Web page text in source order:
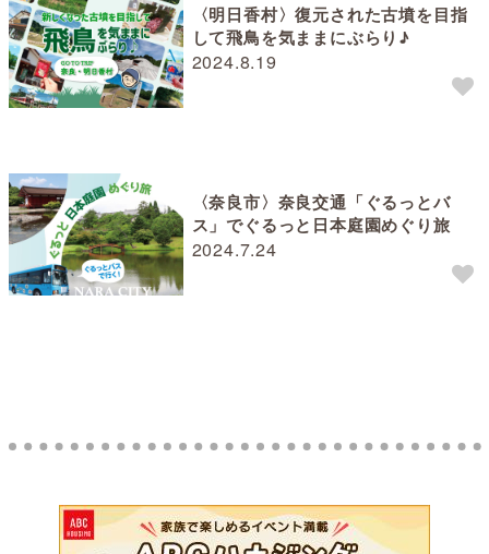
2024.8.19
〈明日香村〉復元された古墳を目指
して飛鳥を気ままにぶらり♪
2024.7.24
〈奈良市〉奈良交通「ぐるっとバ
ス」でぐるっと日本庭園めぐり旅